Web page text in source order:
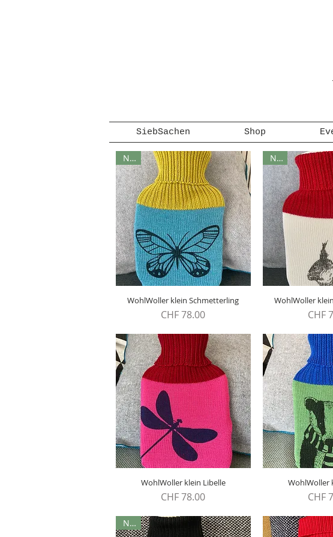
SiebSachen Shop
Schnellansicht
Neu
WohlWoller klein Schmetterling
Preis
CHF 78.00
Neu
WohlWoller
CHF
Schnellansicht
WohlWoller klein Libelle
Preis
CHF 78.00
WohlWoller
CHF
Neu